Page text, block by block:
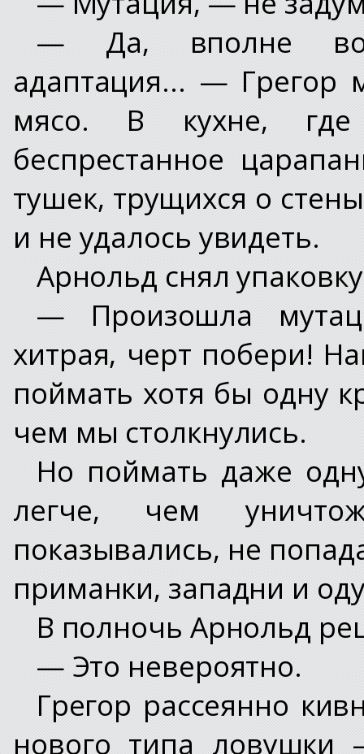
— Да, вполне
адаптация... — Грегор
мясо. В кухне,
беспрестанное
тушек, трущихся о
и не удалось увидеть.
Арнольд снял
— Произошла
хитрая, черт побери!
поймать хотя бы одну
чем мы столкнулись.
Но поймать даже
легче, чем
показывались, не
приманки, западни и
В полночь Арнольд
— Это невероятно.
Грегор рассеянно
нового типа ловушки